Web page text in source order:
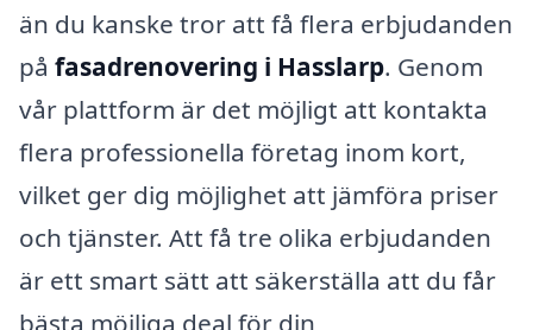
än du kanske tror att få flera erbjudanden
på fasadrenovering i Hasslarp. Genom
vår plattform är det möjligt att kontakta
flera professionella företag inom kort,
vilket ger dig möjlighet att jämföra priser
och tjänster. Att få tre olika erbjudanden
är ett smart sätt att säkerställa att du får